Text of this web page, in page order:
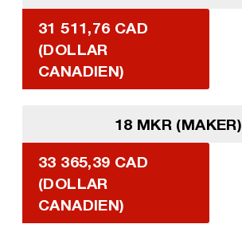
31 511,76 CAD
(DOLLAR
CANADIEN)
18 MKR (MAKER)
33 365,39 CAD
(DOLLAR
CANADIEN)